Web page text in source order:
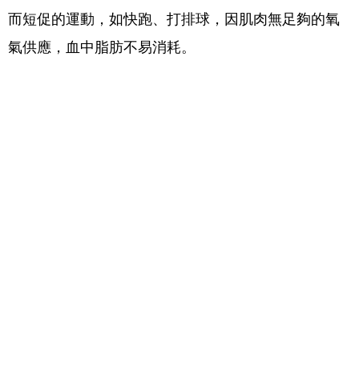
而短促的運動，如快跑、打排球，因肌肉無足夠的氧
氣供應，血中脂肪不易消耗。